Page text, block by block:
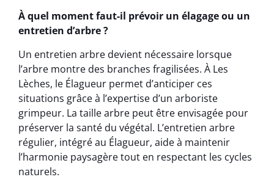
À quel moment faut-il prévoir un élagage ou un
entretien d’arbre ?
Un entretien arbre devient nécessaire lorsque
l’arbre montre des branches fragilisées. À Les
Lèches, le Élagueur permet d’anticiper ces
situations grâce à l’expertise d’un arboriste
grimpeur. La taille arbre peut être envisagée pour
préserver la santé du végétal. L’entretien arbre
régulier, intégré au Élagueur, aide à maintenir
l’harmonie paysagère tout en respectant les cycles
naturels.